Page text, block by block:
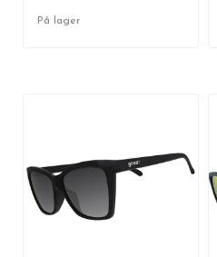
På lager